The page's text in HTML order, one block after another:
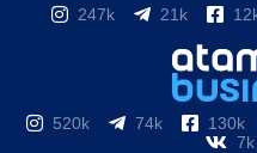
247k 21k
520k 74k 130k
7k